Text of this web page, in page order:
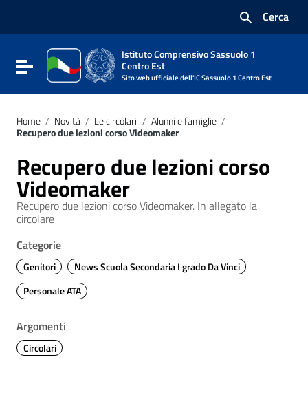
Vai al footer
Cerca
Attiva / disattiva la navigazione
Istituto Comprensivo Sassuolo 1
Centro Est
Sito web ufficiale dell'IC Sassuolo 1 Centro Est
Home / Novità / Le circolari / Alunni e famiglie /
Recupero due lezioni corso Videomaker
Recupero due lezioni corso
Videomaker
Recupero due lezioni corso Videomaker. In allegato la
circolare
Categorie
Genitori
News Scuola Secondaria I grado Da Vinci
Personale ATA
Argomenti
Circolari